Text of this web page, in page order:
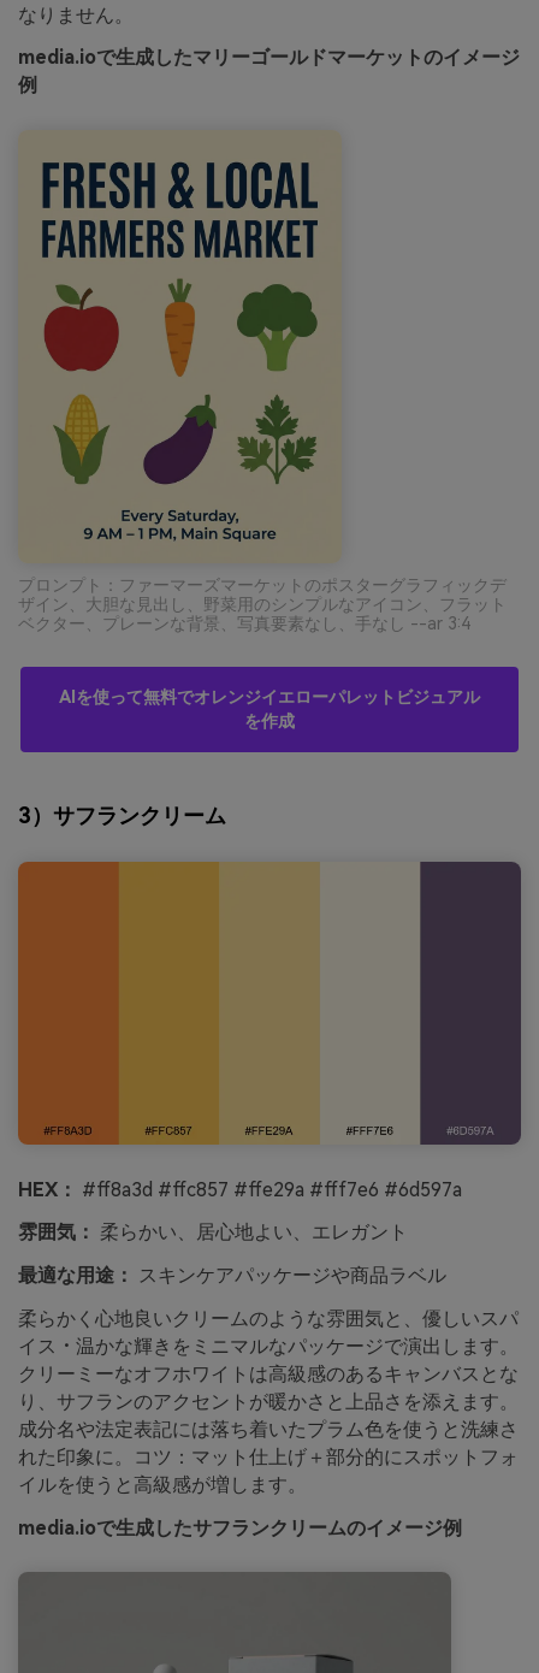
なりません。
media.ioで生成したマリーゴールドマーケットのイメージ
例
プロンプト：ファーマーズマーケットのポスターグラフィックデ
ザイン、大胆な見出し、野菜用のシンプルなアイコン、フラット
ベクター、プレーンな背景、写真要素なし、手なし --ar 3:4
AIを使って無料でオレンジイエローパレットビジュアル
を作成
3）サフランクリーム
HEX： #ff8a3d #ffc857 #ffe29a #fff7e6 #6d597a
雰囲気： 柔らかい、居心地よい、エレガント
最適な用途： スキンケアパッケージや商品ラベル
柔らかく心地良いクリームのような雰囲気と、優しいスパ
イス・温かな輝きをミニマルなパッケージで演出します。
クリーミーなオフホワイトは高級感のあるキャンバスとな
り、サフランのアクセントが暖かさと上品さを添えます。
成分名や法定表記には落ち着いたプラム色を使うと洗練さ
れた印象に。コツ：マット仕上げ＋部分的にスポットフォ
イルを使うと高級感が増します。
media.ioで生成したサフランクリームのイメージ例